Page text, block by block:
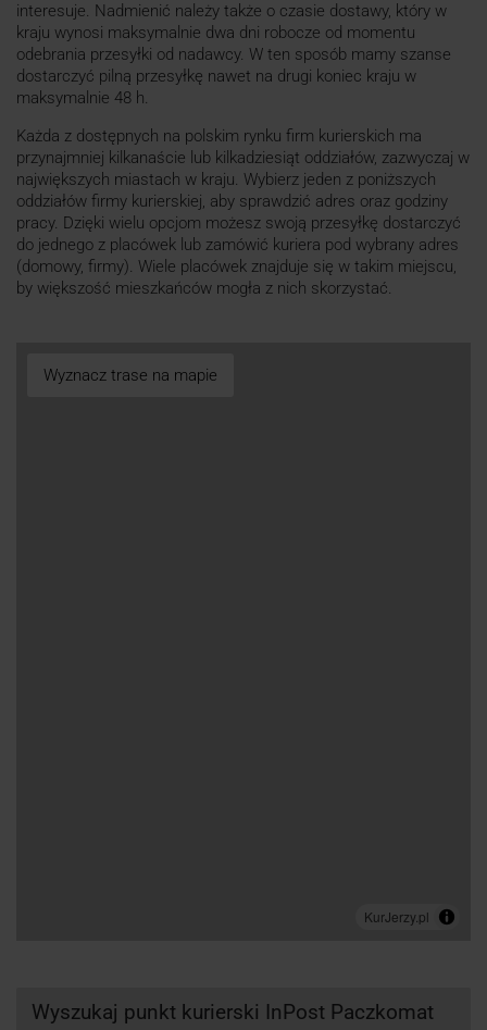
interesuje. Nadmienić należy także o czasie dostawy, który w
kraju wynosi maksymalnie dwa dni robocze od momentu
odebrania przesyłki od nadawcy. W ten sposób mamy szanse
dostarczyć pilną przesyłkę nawet na drugi koniec kraju w
maksymalnie 48 h.
Każda z dostępnych na polskim rynku firm kurierskich ma
przynajmniej kilkanaście lub kilkadziesiąt oddziałów, zazwyczaj w
największych miastach w kraju. Wybierz jeden z poniższych
oddziałów firmy kurierskiej, aby sprawdzić adres oraz godziny
pracy. Dzięki wielu opcjom możesz swoją przesyłkę dostarczyć
do jednego z placówek lub zamówić kuriera pod wybrany adres
(domowy, firmy). Wiele placówek znajduje się w takim miejscu,
by większość mieszkańców mogła z nich skorzystać.
Wyznacz trase na mapie
Wyszukaj punkt kurierski InPost Paczkomat